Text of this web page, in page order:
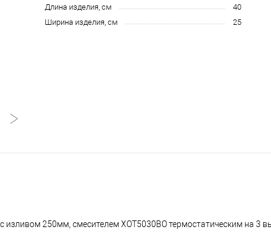
Длина изделия, см
40
Ширина изделия, см
25
изливом 250мм, смесителем XOT5030BO термостатическим на 3